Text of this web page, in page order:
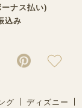
ナス払い)
込み
グ ディズニー